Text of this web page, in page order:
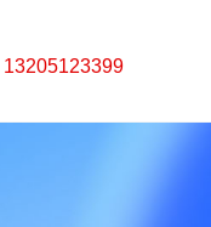
13205123399